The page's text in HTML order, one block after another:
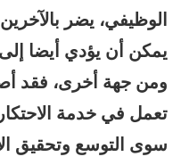
الوظيفي، يضر
يمكن أن يؤدي أيضا
ومن جهة أخرى، فقد
تعمل في خدمة
سوى التوسع وتحقيق